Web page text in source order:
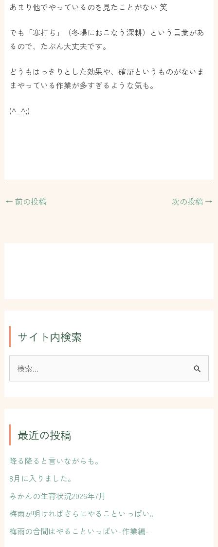
あまり他でやっているのを見たことがない 笑
でも「寒打ち」（冬場におこなう深耕）という言葉があ
るので、たぶん大丈夫です。
どうもはっきりとした効果や、確証というものがないま
まやっている作業が多すぎるような気も。
(^_^;)
← 前の投稿 次の投稿 →
サイト内検索
索
最近の投稿
降る降ると言いながらも。
8月に入りました。
みかんの生育状況2026年7月
梅雨が明ければさらにやることいっぱい。
梅雨の合間はやることいっぱい-作業編-